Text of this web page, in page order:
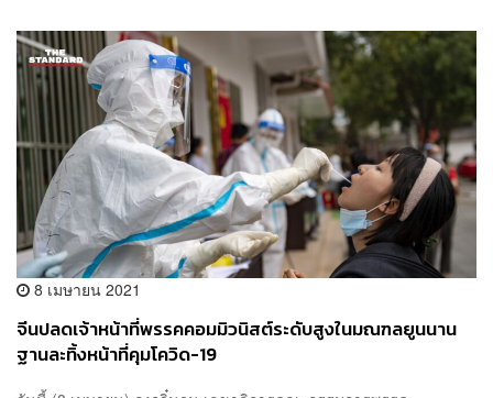
8 เมษายน 2021
จีนปลดเจ้าหน้าที่พรรคคอมมิวนิสต์ระดับสูงในมณฑลยูนนาน
ฐานละทิ้งหน้าที่คุมโควิด-19